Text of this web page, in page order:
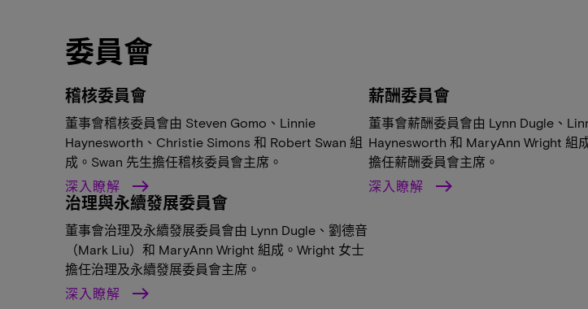
委員會
稽核委員會
董事會稽核委員會由 Steven Gomo、Linnie
Haynesworth、Christie Simons 和 Robert Swan 組
成。Swan 先生擔任稽核委員會主席。
深入瞭解
薪酬委員會
董事會薪酬委員會由 Lynn Dugle、
Haynesworth 和 MaryAnn Wright 組
擔任薪酬委員會主席。
深入瞭解
治理與永續發展委員會
董事會治理及永續發展委員會由 Lynn Dugle、劉德音
（Mark Liu）和 MaryAnn Wright 組成。Wright 女士
擔任治理及永續發展委員會主席。
深入瞭解